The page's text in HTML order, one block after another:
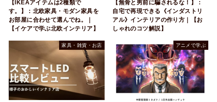
【IKEAアイテムは2種類で
す。】：北欧家具・モダン家具を
お部屋に合わせて選んでね。｜
【イケアで学ぶ北欧インテリア】
【無骨と男前に騙されるな！】：
自宅で再現できる《インダストリ
アル》インテリアの作り方｜【お
しゃれのコツ解説】
家具・雑貨・お店 アニメで学ぶ